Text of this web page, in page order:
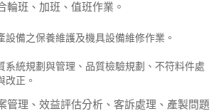
輪班、加班、值班作業。
設備之保養維護及機具設備維修作業。
系統規劃與管理、品質檢驗規劃、不符料件處
改正。
管理、效益評估分析、客訴處理、產製問題